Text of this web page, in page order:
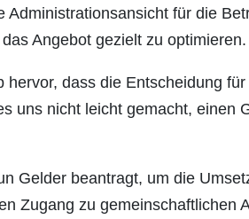
für die
Angebot gezielt zu optimieren.
dass die Entscheidung
uns nicht leicht gemacht, einen
Gelder beantragt, um die
Zugang zu gemeinschaftlichen